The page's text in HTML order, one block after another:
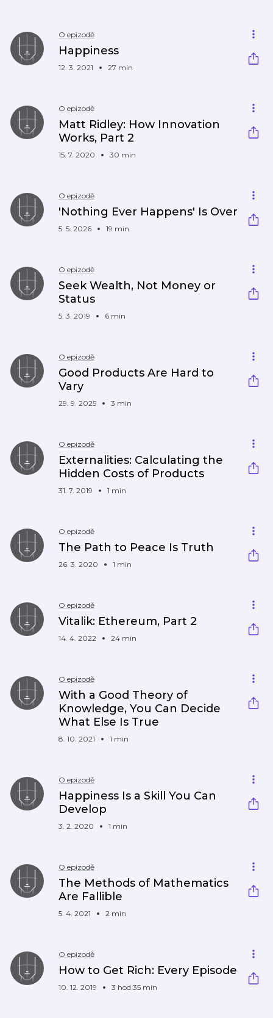
O epizodě
Happiness
12. 3. 2021 27 min
O epizodě
Matt Ridley: How Innovation
Works, Part 2
15. 7. 2020 30 min
O epizodě
'Nothing Ever Happens' Is Over
5. 5. 2026 19 min
O epizodě
Seek Wealth, Not Money or
Status
5. 3. 2019 6 min
O epizodě
Good Products Are Hard to
Vary
29. 9. 2025 3 min
O epizodě
Externalities: Calculating the
Hidden Costs of Products
31. 7. 2019 1 min
O epizodě
The Path to Peace Is Truth
26. 3. 2020 1 min
O epizodě
Vitalik: Ethereum, Part 2
14. 4. 2022 24 min
O epizodě
With a Good Theory of
Knowledge, You Can Decide
What Else Is True
8. 10. 2021 1 min
O epizodě
Happiness Is a Skill You Can
Develop
3. 2. 2020 1 min
O epizodě
The Methods of Mathematics
Are Fallible
5. 4. 2021 2 min
O epizodě
How to Get Rich: Every Episode
10. 12. 2019 3 hod 35 min